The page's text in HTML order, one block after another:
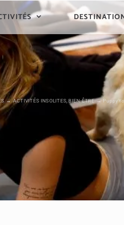
ACTIVITÉS INSOLITES BIEN-ÊTRE